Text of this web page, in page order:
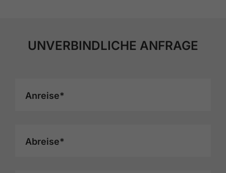
UNVERBINDLICHE ANFRAGE
Anreise*
Abreise*